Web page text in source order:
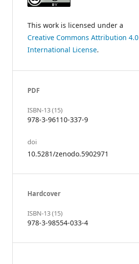
This work is licensed under a
Creative Commons Attribution 4.0
International License.
PDF
ISBN-13 (15)
978-3-96110-337-9
doi
10.5281/zenodo.5902971
Hardcover
ISBN-13 (15)
978-3-98554-033-4